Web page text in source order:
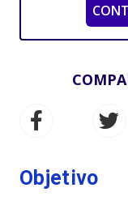
Objetivo